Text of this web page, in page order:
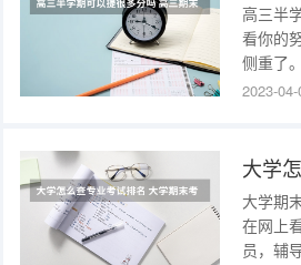
高三半
看你的
侧重了
以提多
2023-
大学期
在网上
员，辅